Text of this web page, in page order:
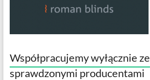
Współpracujemy wyłącznie ze
sprawdzonymi producentami